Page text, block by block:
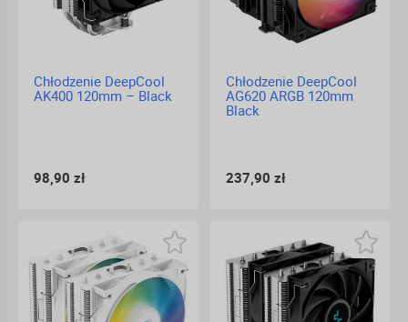
Chłodzenie DeepCool
AK400 120mm – Black
98,90 zł
Chłodzenie DeepCool
AG620 ARGB 120mm
Black
237,90 zł